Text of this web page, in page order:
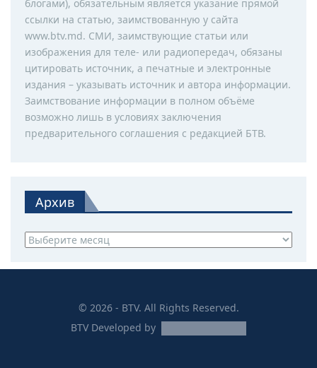
блогами), обязательным является указание прямой
ссылки на статью, заимствованную у сайта
www.btv.md. СМИ, заимствующие статьи или
изображения для теле- или радиопередач, обязаны
цитировать источник, а печатные и электронные
издания – указывать источник и автора информации.
Заимствование информации в полном объёме
возможно лишь в условиях заключения
предварительного соглашения с редакцией БТВ.
Архив
Архив
© 2026 - BTV. All Rights Reserved.
BTVDeveloped by